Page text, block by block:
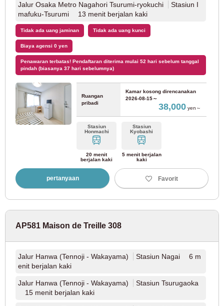
Jalur Osaka Metro Nagahori Tsurumi-ryokuchi
Stasiun I
mafuku-Tsurumi 13 menit berjalan kaki
Tidak ada uang jaminan Tidak ada uang kunci
Biaya agensi 0 yen
Penawaran terbatas! Pendaftaran diterima mulai 52 hari sebelum tanggal
pindah (biasanya 37 hari sebelumnya)
Ruangan
pribadi
Kamar kosong direncanakan
2026-08-15～
38,000yen～
Stasiun
Honmachi
20 menit
berjalan kaki
Stasiun
Kyobashi
5 menit berjalan
kaki
pertanyaan Favorit
AP581 Maison de Treille 308
Jalur Hanwa (Tennoji - Wakayama)
Stasiun Nagai 6 m
enit berjalan kaki
Jalur Hanwa (Tennoji - Wakayama)
Stasiun Tsurugaoka
15 menit berjalan kaki
JR Hokkaido
JR Chitose Line
Biro Transportasi Kota Sapporo
Jalur Namboku Kereta Bawah Tanah Kota Sapporo
Jalur Toho Kereta Bawah Tanah Kota Sapporo